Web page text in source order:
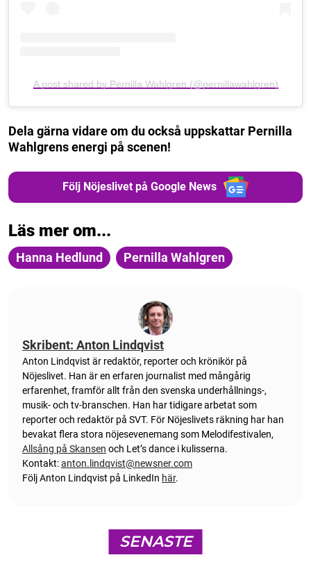
A post shared by Pernilla Wahlgren (@pernillawahlgren)
Dela gärna vidare om du också uppskattar Pernilla
Wahlgrens energi på scenen!
Följ Nöjeslivet på Google News
Läs mer om...
Hanna Hedlund Pernilla Wahlgren
Skribent: Anton Lindqvist
Anton Lindqvist är redaktör, reporter och krönikör på
Nöjeslivet. Han är en erfaren journalist med mångårig
erfarenhet, framför allt från den svenska underhållnings-,
musik- och tv-branschen. Han har tidigare arbetat som
reporter och redaktör på SVT. För Nöjeslivets räkning har han
bevakat flera stora nöjesevenemang som Melodifestivalen,
Allsång på Skansen och Let’s dance i kulisserna.
Kontakt:anton.lindqvist@newsner.com
Följ Anton Lindqvist på LinkedIn här.
SENASTE